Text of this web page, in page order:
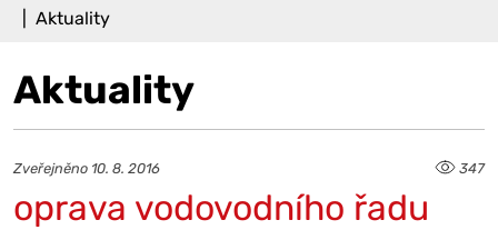
Aktuality
Aktuality
Zveřejněno 10. 8. 2016 347
oprava vodovodního řadu